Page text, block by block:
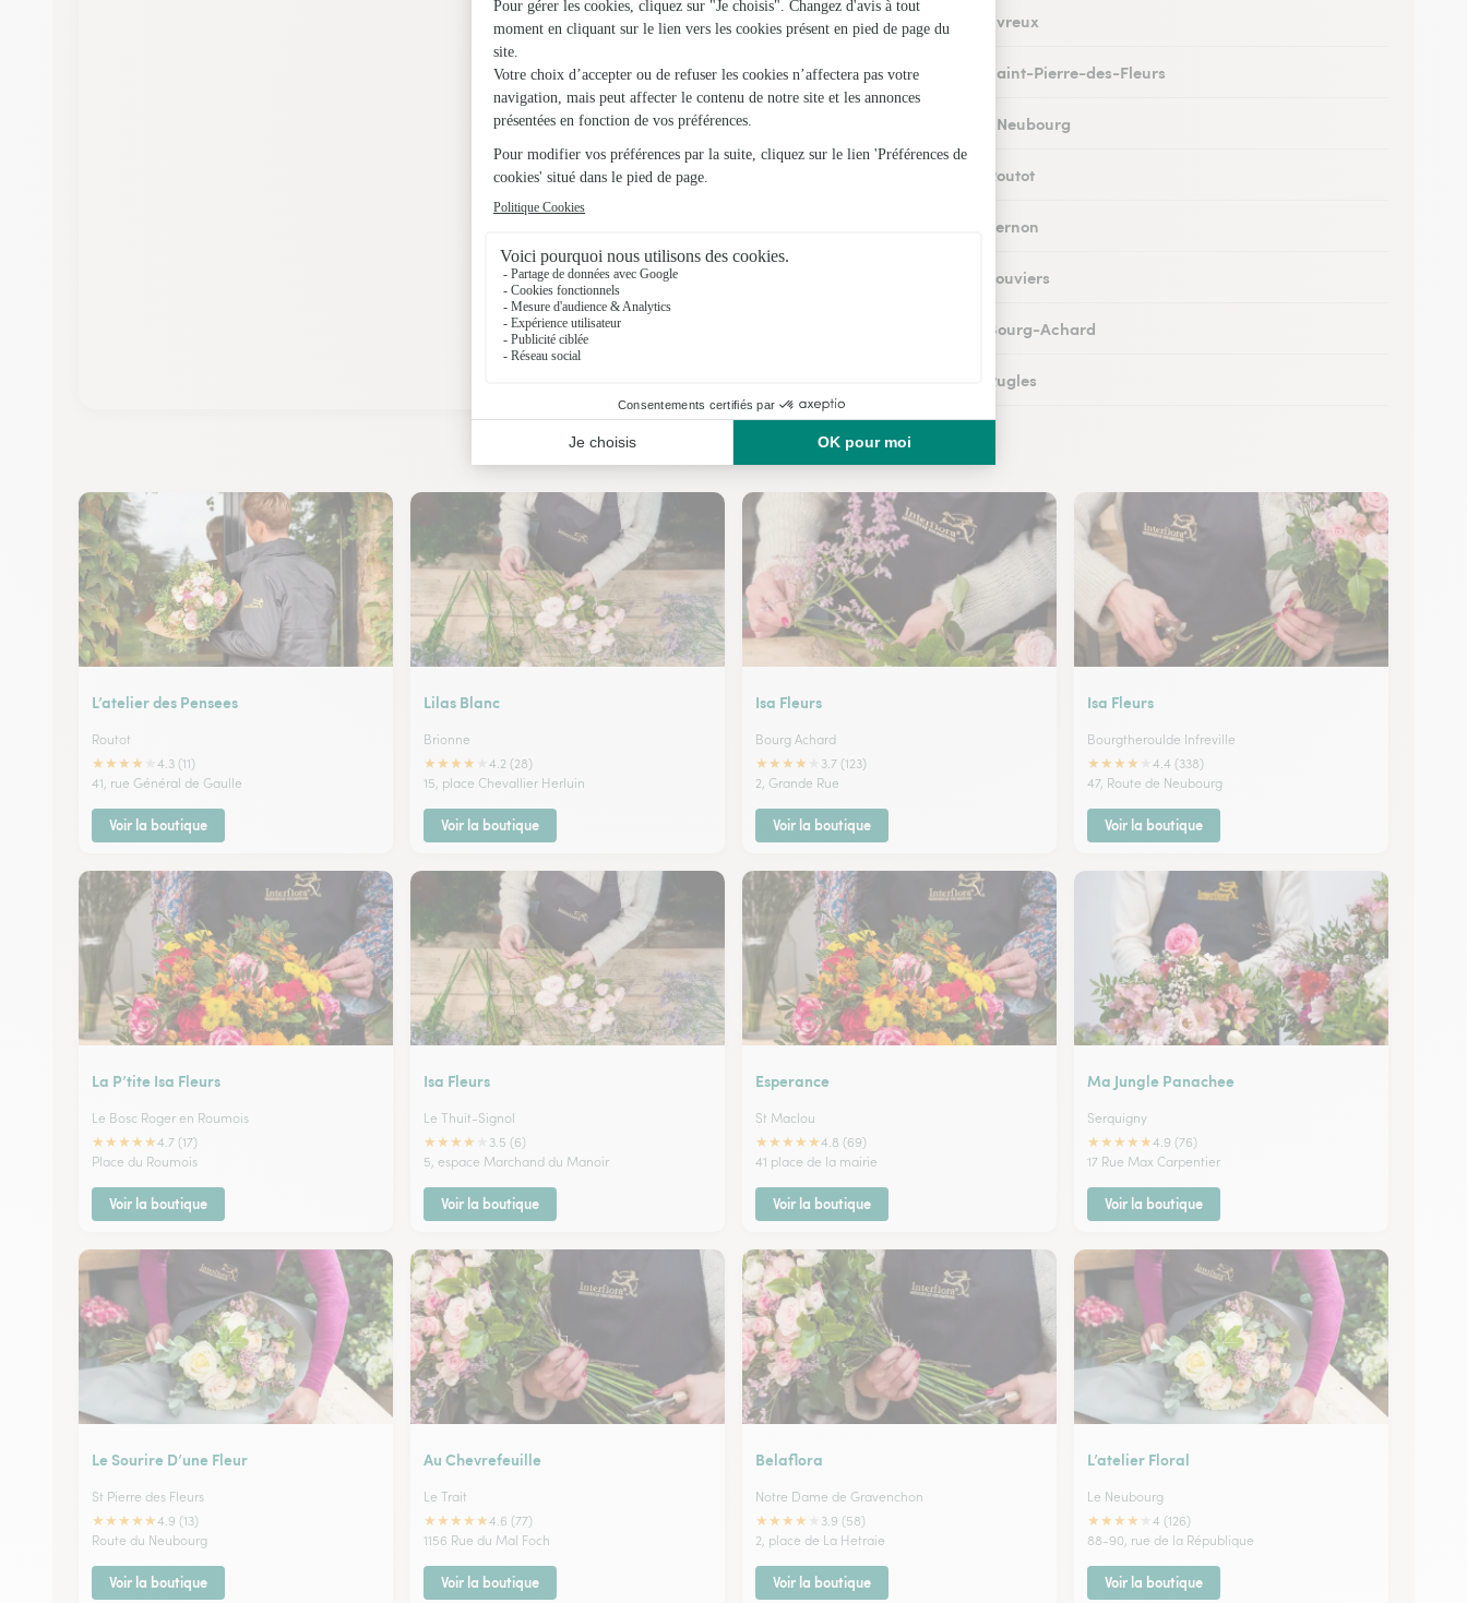
Fleuristes à Évreux
Fleuristes à Saint-Pierre-des-Fleurs
Fleuristes au Neubourg
Fleuristes à Routot
Fleuristes à Vernon
Fleuristes à Louviers
Fleuristes à Bourg-Achard
Fleuristes à Rugles
Nos fleuristes à Montfort-sur-Risle
L’atelier des Pensees
Routot
★★★★
4.3 (11)
41, rue Général de Gaulle
Voir la boutique
Lilas Blanc
Brionne
★★★★
4.2 (28)
15, place Chevallier Herluin
Voir la boutique
Isa Fleurs
Bourg Achard
★★★★
3.7 (123)
2, Grande Rue
Voir la boutique
Isa Fleurs
Bourgtheroulde Infreville
★★★★
4.4 (338)
47, Route de Neubourg
Voir la boutique
La P’tite Isa Fleurs
Le Bosc Roger en Roumois
★★★★★4.7 (17)
Place du Roumois
Voir la boutique
Isa Fleurs
Le Thuit-Signol
★★★★
3.5 (6)
5, espace Marchand du Manoir
Voir la boutique
Esperance
St Maclou
★★★★★4.8 (69)
41 place de la mairie
Voir la boutique
Ma Jungle Panachee
Serquigny
★★★★★4.9 (76)
17 Rue Max Carpentier
Voir la boutique
Le Sourire D’une Fleur
St Pierre des Fleurs
★★★★★4.9 (13)
Route du Neubourg
Voir la boutique
Au Chevrefeuille
Le Trait
★★★★★4.6 (77)
1156 Rue du Mal Foch
Voir la boutique
Belaflora
Notre Dame de Gravenchon
★★★★
3.9 (58)
2, place de La Hetraie
Voir la boutique
L’atelier Floral
Le Neubourg
★★★★
4 (126)
88-90, rue de la République
Voir la boutique